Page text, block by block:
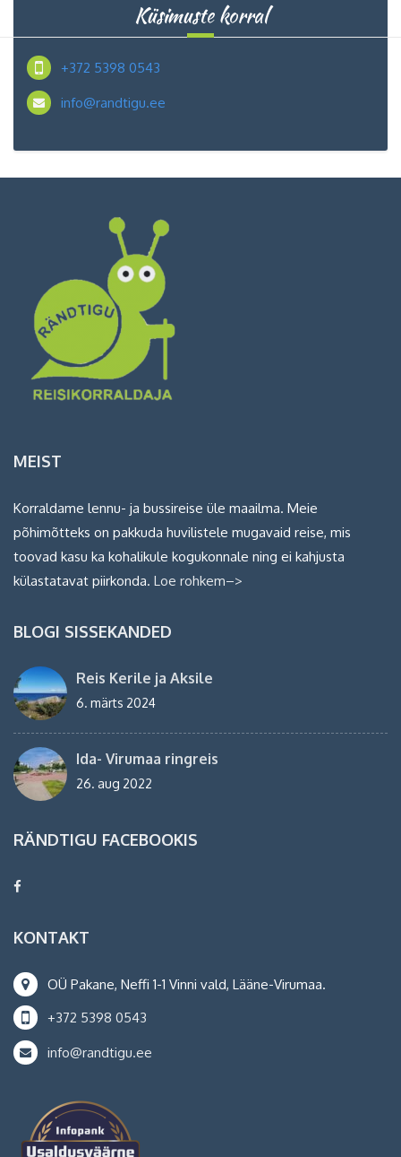
Küsimuste korral
+372 5398 0543
info@randtigu.ee
MEIST
Korraldame lennu- ja bussireise üle maailma. Meie
põhimõtteks on pakkuda huvilistele mugavaid reise, mis
toovad kasu ka kohalikule kogukonnale ning ei kahjusta
külastatavat piirkonda. Loe rohkem–>
BLOGI SISSEKANDED
Reis Kerile ja Aksile
6. märts 2024
Ida- Virumaa ringreis
26. aug 2022
RÄNDTIGU FACEBOOKIS
KONTAKT
OÜ Pakane, Neffi 1-1 Vinni vald, Lääne-Virumaa.
+372 5398 0543
info@randtigu.ee